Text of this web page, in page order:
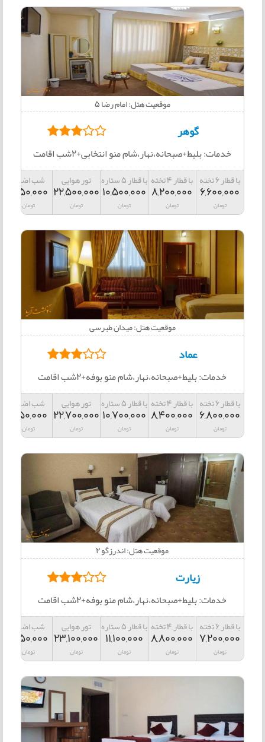
موقعیت هتل: امام رضا 5
گوهر
خدمات: بلیط+صبحانه،نهار،شام منو انتخابی+2شب اقامت
با قطار 6 تخته
6,600,000
تومان
با قطار 4 تخته
8,200,000
تومان
با قطار 5 ستاره
10,500,000
تومان
تور هوایی
22,500,000
تومان
شب اضافه
1,550,000
تومان
موقعیت هتل: میدان طبرسی
عماد
خدمات: بلیط+صبحانه،نهار،شام منو بوفه+2شب اقامت
با قطار 6 تخته
6,800,000
تومان
با قطار 4 تخته
8,400,000
تومان
با قطار 5 ستاره
10,700,000
تومان
تور هوایی
22,700,000
تومان
شب اضافه
1,650,000
تومان
موقعیت هتل: اندرزگو 2
زیارت
خدمات: بلیط+صبحانه،نهار،شام منو بوفه+2شب اقامت
با قطار 6 تخته
7,200,000
تومان
با قطار 4 تخته
8,800,000
تومان
با قطار 5 ستاره
11,100,000
تومان
تور هوایی
23,100,000
تومان
شب اضافه
1,850,000
تومان